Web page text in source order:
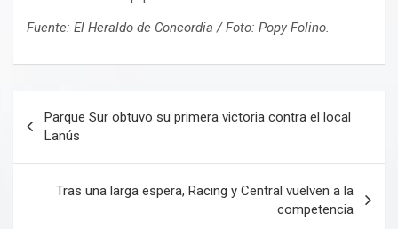
Fuente: El Heraldo de Concordia / Foto: Popy Folino.
de
entradas
Parque Sur obtuvo su primera victoria contra el local
Lanús
Tras una larga espera, Racing y Central vuelven a la
competencia